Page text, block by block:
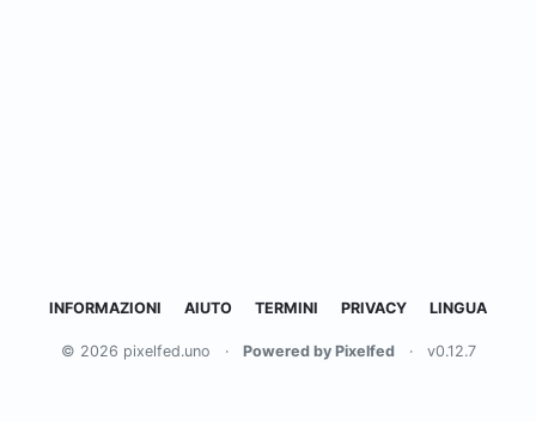
INFORMAZIONI AIUTO TERMINI PRIVACY LINGUA
© 2026 pixelfed.uno · Powered by Pixelfed · v0.12.7